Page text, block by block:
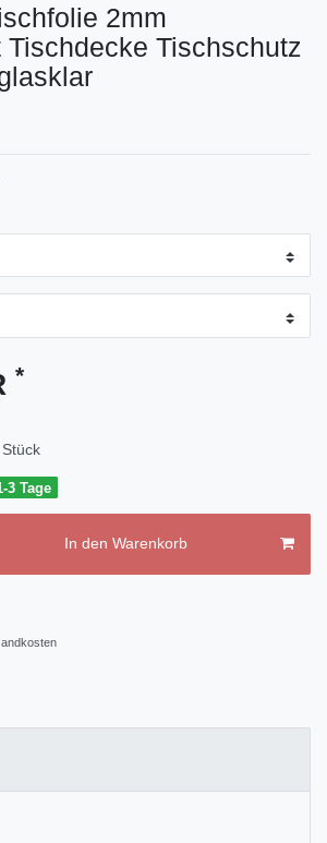
2mm
Tischdecke Tischschutz
*
3 Tage
In den Warenkorb